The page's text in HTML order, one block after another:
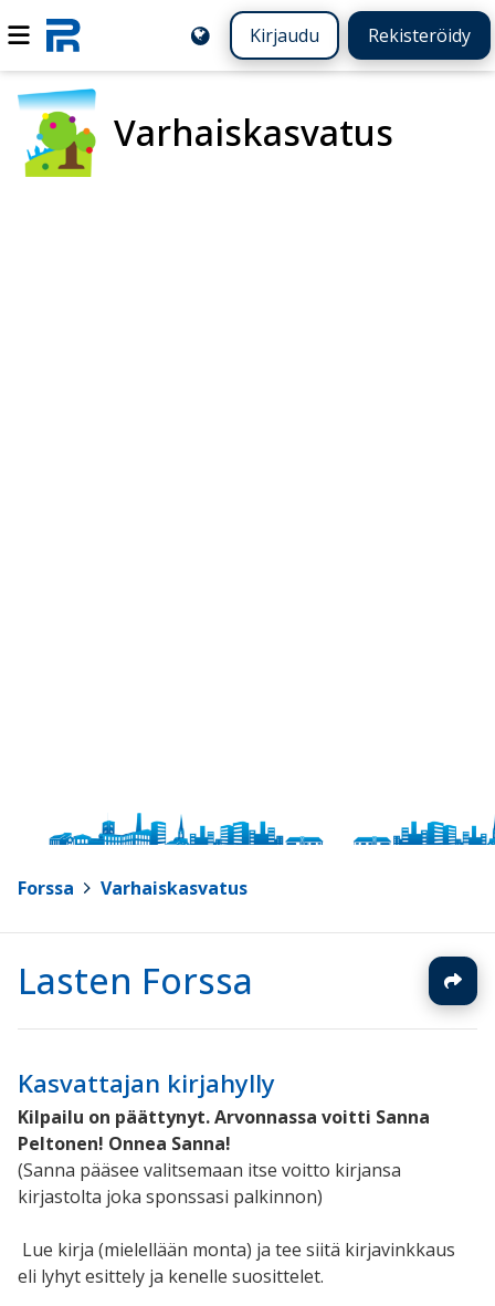
Kirjaudu Rekisteröidy
Varhaiskasvatus
Forssa Varhaiskasvatus
Lasten Forssa
Kasvattajan kirjahylly
Kilpailu on päättynyt. Arvonnassa voitti Sanna
Peltonen! Onnea Sanna!
(Sanna pääsee valitsemaan itse voitto kirjansa
kirjastolta joka sponssasi palkinnon)
Lue kirja (mielellään monta) ja tee siitä kirjavinkkaus
eli lyhyt esittely ja kenelle suosittelet.